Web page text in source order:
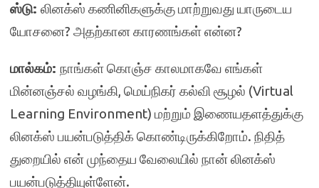
ஸ்டு: லினக்ஸ் கணினிகளுக்கு மாற்றுவது யாருடைய
யோசனை? அதற்கான காரணங்கள் என்ன?
மால்கம்: நாங்கள் கொஞ்ச காலமாகவே எங்கள்
மின்னஞ்சல் வழங்கி, மெய்நிகர் கல்வி சூழல் (Virtual
Learning Environment) மற்றும் இணையதளத்துக்கு
லினக்ஸ் பயன்படுத்திக் கொண்டிருக்கிறோம். நிதித்
துறையில் என் முந்தைய வேலையில் நான் லினக்ஸ்
பயன்படுத்தியுள்ளேன்.